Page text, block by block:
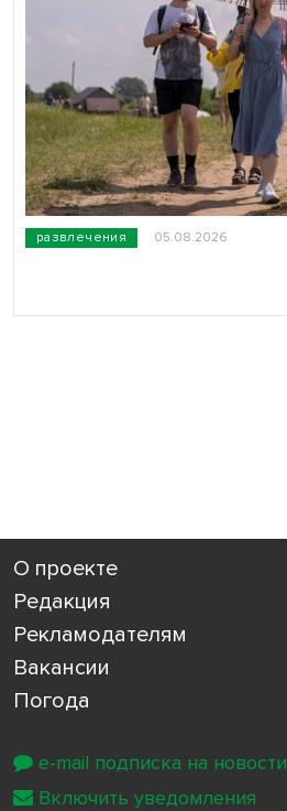
развлечения 05.08.2026
О проекте
Редакция
Рекламодателям
Вакансии
Погода
e-mail подписка на новости
Включить уведомления